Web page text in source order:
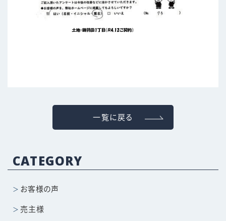
一覧に戻る
CATEGORY
お客様の声
売主様